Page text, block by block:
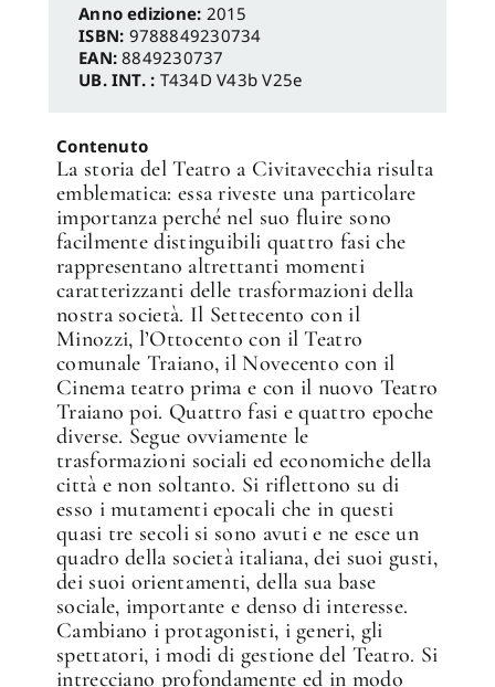
Anno edizione: 2015
ISBN: 9788849230734
EAN:8849230737
UB. INT. : T434D V43b V25e
Contenuto
La storia del Teatro a Civitavecchia risulta
emblematica: essa riveste una particolare
importanza perché nel suo fluire sono
facilmente distinguibili quattro fasi che
rappresentano altrettanti momenti
caratterizzanti delle trasformazioni della
nostra società. Il Settecento con il
Minozzi, l’Ottocento con il Teatro
comunale Traiano, il Novecento con il
Cinema teatro prima e con il nuovo Teatro
Traiano poi. Quattro fasi e quattro epoche
diverse. Segue ovviamente le
trasformazioni sociali ed economiche della
città e non soltanto. Si riflettono su di
esso i mutamenti epocali che in questi
quasi tre secoli si sono avuti e ne esce un
quadro della società italiana, dei suoi gusti,
dei suoi orientamenti, della sua base
sociale, importante e denso di interesse.
Cambiano i protagonisti, i generi, gli
spettatori, i modi di gestione del Teatro. Si
intrecciano profondamente ed in modo